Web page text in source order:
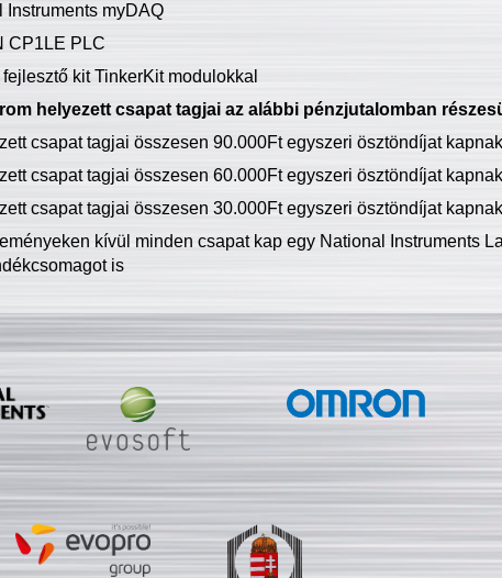
Instruments myDAQ
CP1LE PLC
kit TinkerKit modulokkal
helyezett csapat tagjai az alábbi pénzjutalomban
csapat tagjai összesen 90.000Ft egyszeri ösztöndíjat kapnak
csapat tagjai összesen 60.000Ft egyszeri ösztöndíjat kapnak
csapat tagjai összesen 30.000Ft egyszeri ösztöndíjat kapnak
kívül minden csapat kap egy National Instruments
is